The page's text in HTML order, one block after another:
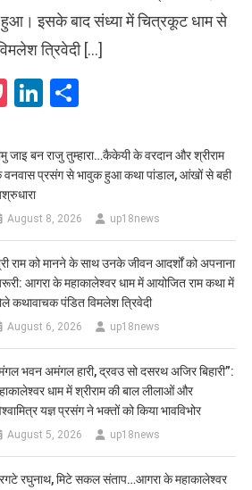
हुआ। इसके बाद संध्या में चित्रकूट धाम से
त्रिवेदी […]
PocketLinkedIn
जाइ बन राजु तुम्हारा…कैकेयी के वरदान और श्रीराम
वनवास प्रसंग से भावुक हुआ कथा पांडाल, आंखों से बही
August 8, 2026 up18news
राम को मानने के साथ उनके जीवन आदर्शों को अपनाना
आगरा के महाकालेश्वर धाम में आयोजित राम कथा में
कथावाचक पंडित विमलेश त्रिवेदी
August 6, 2026 up18news
भवन अमंगल हारी, द्रवउ सो दसरथ अजिर बिहारी”:
धाम में श्रीराम की बाल लीलाओं और
यज्ञ प्रसंग ने भक्तों को किया भावविभोर
August 5, 2026 up18news
रघुनाथ, मिटे सकल संताप…आगरा के महाकालेश्वर